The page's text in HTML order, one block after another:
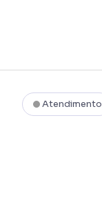
Atendimento